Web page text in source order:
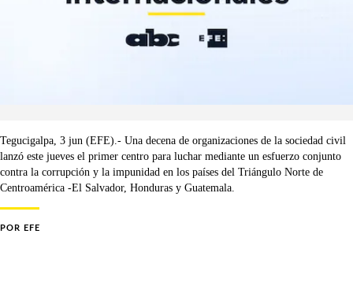
Tegucigalpa, 3 jun (EFE).- Una decena de organizaciones de la sociedad civil
lanzó este jueves el primer centro para luchar mediante un esfuerzo conjunto
contra la corrupción y la impunidad en los países del Triángulo Norte de
Centroamérica -El Salvador, Honduras y Guatemala.
POR EFE